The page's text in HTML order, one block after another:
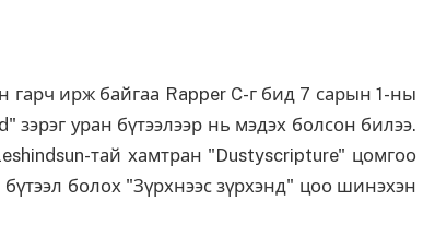
ирж байгаа Rapper C-г бид 7 сарын 1-ны
уран бүтээлээр нь мэдэх болсон билээ.
тай хамтран "Dustyscripture" цомгоо
болох "Зүрхнээс зүрхэнд" цоо шинэхэн